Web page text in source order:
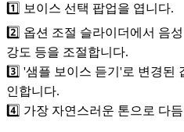
1️⃣ 보이스 선택 팝업을 엽니다.
2️⃣ 옵션 조절 슬라이더에서 음
강도 등을 조절합니다.
3️⃣ '샘플 보이스 듣기'로 변경된
인합니다.
4️⃣ 가장 자연스러운 톤으로 다